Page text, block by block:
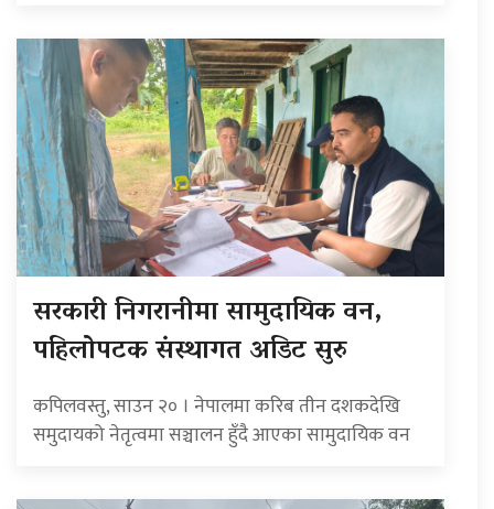
सरकारी निगरानीमा सामुदायिक वन,
पहिलोपटक संस्थागत अडिट सुरु
कपिलवस्तु, साउन २० । नेपालमा करिब तीन दशकदेखि
समुदायको नेतृत्वमा सञ्चालन हुँदै आएका सामुदायिक वन